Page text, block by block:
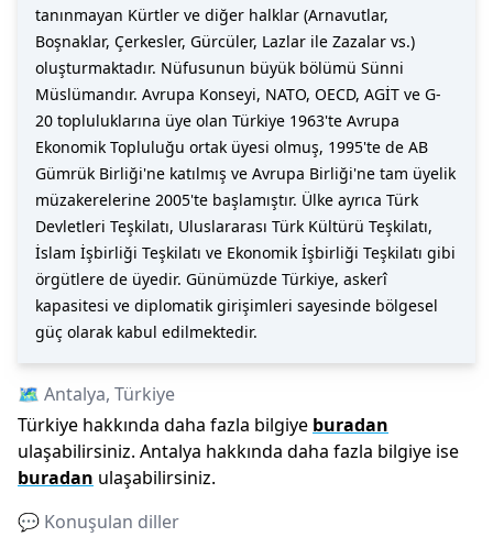
tanınmayan Kürtler ve diğer halklar (Arnavutlar,
Boşnaklar, Çerkesler, Gürcüler, Lazlar ile Zazalar vs.)
oluşturmaktadır. Nüfusunun büyük bölümü Sünni
Müslümandır. Avrupa Konseyi, NATO, OECD, AGİT ve G-
20 topluluklarına üye olan Türkiye 1963'te Avrupa
Ekonomik Topluluğu ortak üyesi olmuş, 1995'te de AB
Gümrük Birliği'ne katılmış ve Avrupa Birliği'ne tam üyelik
müzakerelerine 2005'te başlamıştır. Ülke ayrıca Türk
Devletleri Teşkilatı, Uluslararası Türk Kültürü Teşkilatı,
İslam İşbirliği Teşkilatı ve Ekonomik İşbirliği Teşkilatı gibi
örgütlere de üyedir. Günümüzde Türkiye, askerî
kapasitesi ve diplomatik girişimleri sayesinde bölgesel
güç olarak kabul edilmektedir.
🗺️ Antalya, Türkiye
Türkiye hakkında daha fazla bilgiye buradan
ulaşabilirsiniz. Antalya hakkında daha fazla bilgiye ise
buradan ulaşabilirsiniz.
💬 Konuşulan diller